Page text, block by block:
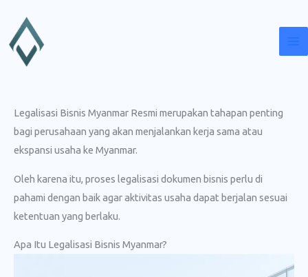
konten
Legalisasi Bisnis Myanmar Resmi merupakan tahapan penting
bagi perusahaan yang akan menjalankan kerja sama atau
ekspansi usaha ke Myanmar.
Oleh karena itu, proses legalisasi dokumen bisnis perlu di
pahami dengan baik agar aktivitas usaha dapat berjalan sesuai
ketentuan yang berlaku.
Apa Itu Legalisasi Bisnis Myanmar?